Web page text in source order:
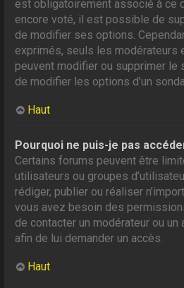
est obligatoirement associé à ce
encore voté, il est possible de
de modifier ses options.
exprimés, seuls les modérateurs
peuvent modifier ou supprimer le
de modifier les options d’un
Haut
Pourquoi ne puis-je pas
Certains forums peuvent être
utilisateurs ou groupes
rédiger, publier ou réaliser
vous avez besoin des
de contacter un modérateur ou
afin de lui demander un accès.
Haut